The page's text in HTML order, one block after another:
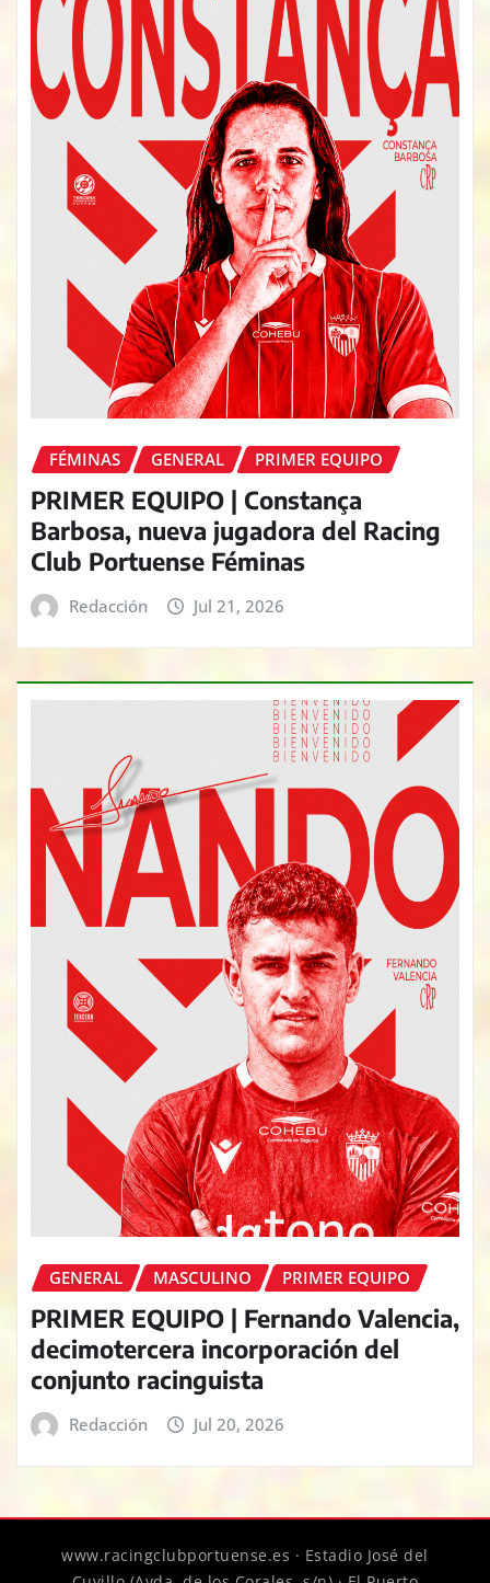
FÉMINAS GENERAL PRIMER EQUIPO
PRIMER EQUIPO | Constança
Barbosa, nueva jugadora del Racing
Club Portuense Féminas
Redacción Jul 21, 2026
GENERAL MASCULINO PRIMER EQUIPO
PRIMER EQUIPO | Fernando Valencia,
decimotercera incorporación del
conjunto racinguista
Redacción Jul 20, 2026
www.racingclubportuense.es · Estadio José del